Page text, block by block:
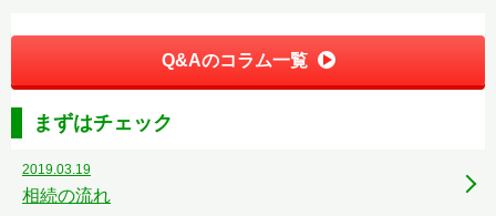
Q&Aのコラム一覧
まずはチェック
2019.03.19
相続の流れ